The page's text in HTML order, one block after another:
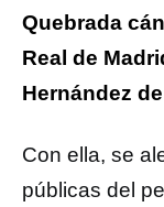
Quebrada
Real de
Hernández
Con ella, se
públicas del